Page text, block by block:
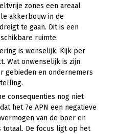
zones een areaal
akkerbouw in de
te gaan. Dit is een
ruimte.
is wenselijk. Kijk per
Wat onwenselijk is zijn
gebieden en ondernemers
consequenties nog niet
het 7e APN een negatieve
van de boer en
De focus ligt op het